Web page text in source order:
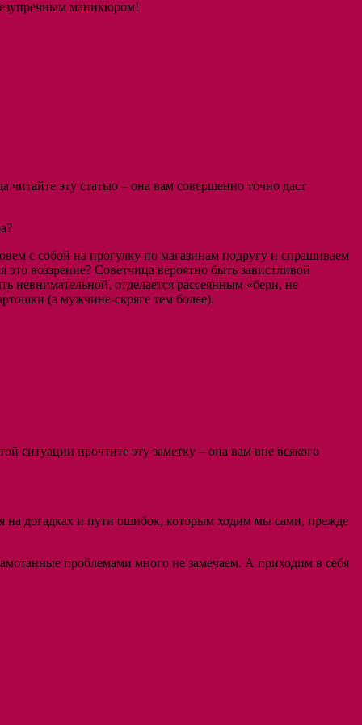
маникюром!
читайте эту статью – она вам совершенно точно даст
с собой на прогулку по магазинам подругу и спрашиваем
воззрение? Советчица вероятно быть завистливой
невнимательной, отделается рассеянным «бери, не
(а мужчине-скряге тем более).
ситуации прочтите эту заметку – она вам вне всякого
на догадках и пути ошибок, которым ходим мы сами, прежде
проблемами много не замечаем. А приходим в себя